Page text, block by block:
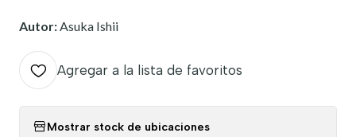
Autor:Asuka Ishii
Agregar a la lista de favoritos
Mostrar stock de ubicaciones